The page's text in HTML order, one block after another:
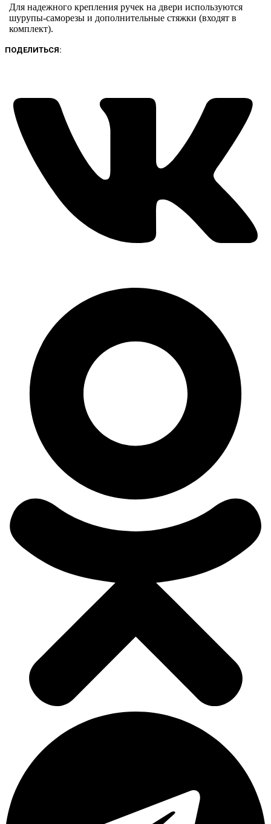
Для надежного крепления ручек на двери используются
шурупы-саморезы и дополнительные стяжки (входят в
комплект).
ПОДЕЛИТЬСЯ: